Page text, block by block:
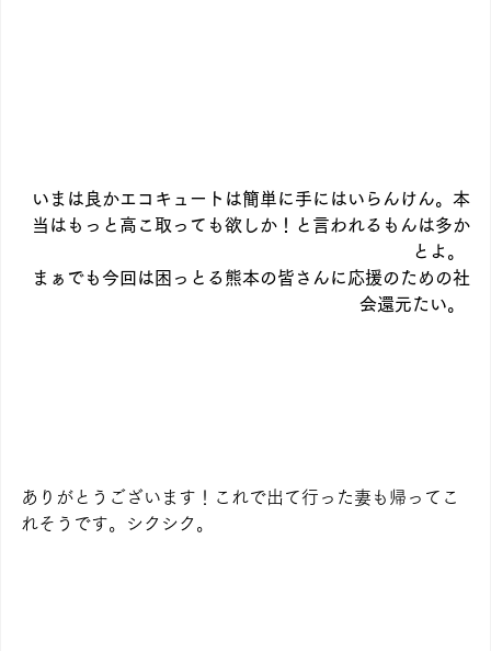
いまは良かエコキュートは簡単に手にはいらんけん。本
当はもっと高こ取っても欲しか！と言われるもんは多か
とよ。
まぁでも今回は困っとる熊本の皆さんに応援のための社
会還元たい。
ありがとうございます！これで出て行った妻も帰ってこ
れそうです。シクシク。